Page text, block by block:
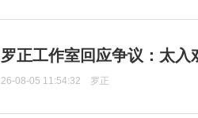
罗正工作室回应争议：太入
26-08-05 11:54:32 罗正